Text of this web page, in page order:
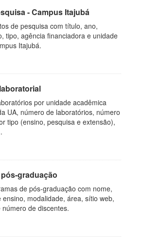
- Campus Itajubá
de pesquisa com título, ano,
tipo, agência financiadora e unidade
Itajubá.
por unidade acadêmica
UA, número de laboratórios, número
tipo (ensino, pesquisa e extensão),
graduação
de pós-graduação com nome,
modalidade, área, sítio web,
de discentes.